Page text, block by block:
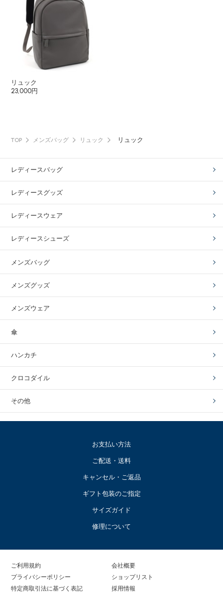
リュック
23,000円
TOP メンズバッグ リュック リュック
レディースバッグ
レディースグッズ
レディースウェア
レディースシューズ
メンズバッグ
メンズグッズ
メンズウェア
傘
ハンカチ
クロコダイル
その他
お支払い方法
ご配送・送料
キャンセル・ご返品
ギフト包装のご指定
サイズガイド
修理について
ご利用規約
プライバシーポリシー
特定商取引法に基づく表記
会社概要
ショップリスト
採用情報